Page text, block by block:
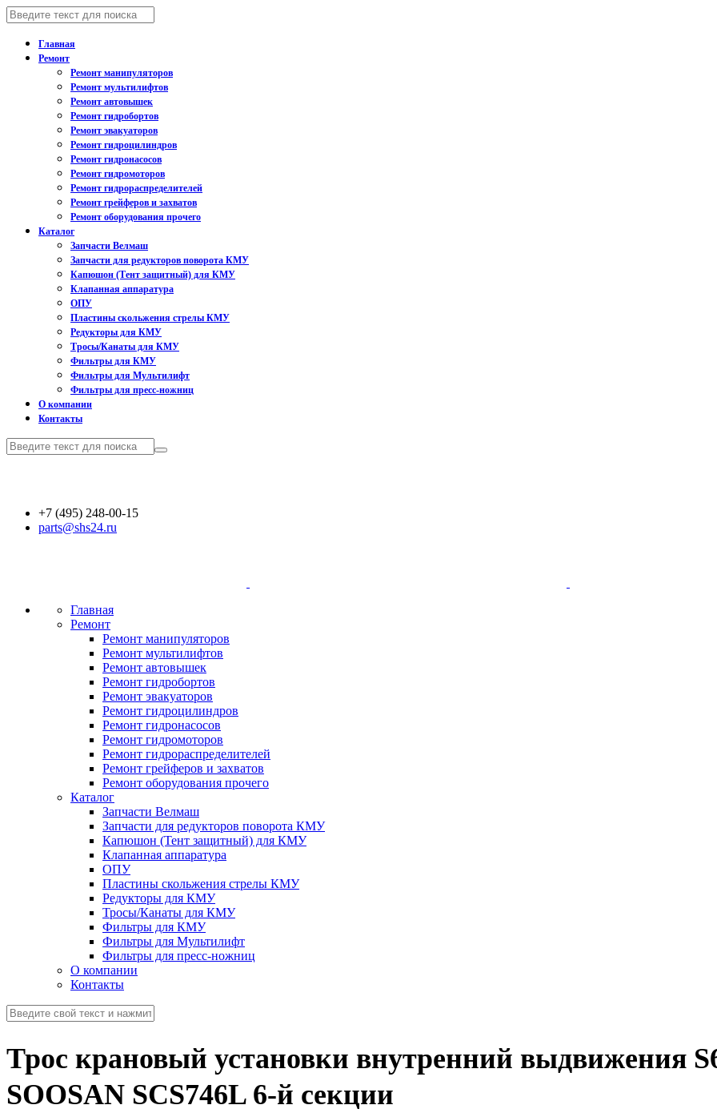
Главная
Ремонт
Ремонт манипуляторов
Ремонт мультилифтов
Ремонт автовышек
Ремонт гидробортов
Ремонт эвакуаторов
Ремонт гидроцилиндров
Ремонт гидронасосов
Ремонт гидромоторов
Ремонт гидрораспределителей
Ремонт грейферов и захватов
Ремонт оборудования прочего
Каталог
Запчасти Велмаш
Запчасти для редукторов поворота КМУ
Капюшон (Тент защитный) для КМУ
Клапанная аппаратура
ОПУ
Пластины скольжения стрелы КМУ
Редукторы для КМУ
Тросы/Канаты для КМУ
Фильтры для КМУ
Фильтры для Мультилифт
Фильтры для пресс-ножниц
О компании
Контакты
+7 (495) 248-00-15
parts@shs24.ru
Главная
Ремонт
Ремонт манипуляторов
Ремонт мультилифтов
Ремонт автовышек
Ремонт гидробортов
Ремонт эвакуаторов
Ремонт гидроцилиндров
Ремонт гидронасосов
Ремонт гидромоторов
Ремонт гидрораспределителей
Ремонт грейферов и захватов
Ремонт оборудования прочего
Каталог
Запчасти Велмаш
Запчасти для редукторов поворота КМУ
Капюшон (Тент защитный) для КМУ
Клапанная аппаратура
ОПУ
Пластины скольжения стрелы КМУ
Редукторы для КМУ
Тросы/Канаты для КМУ
Фильтры для КМУ
Фильтры для Мультилифт
Фильтры для пресс-ножниц
О компании
Контакты
Трос крановый установки внутренний выдвижения
SOOSAN SCS746L 6-й секции